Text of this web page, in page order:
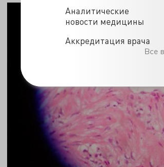
Аналитические
новости медицины
Аккредитация врача
Все